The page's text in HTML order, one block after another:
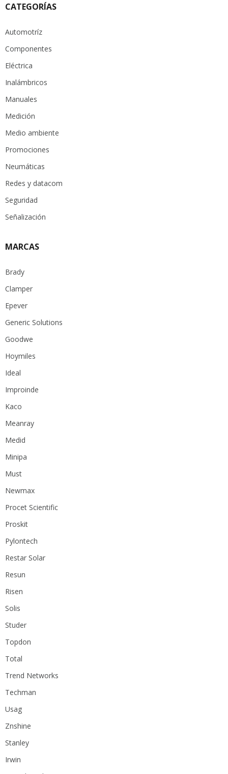
CATEGORÍAS
Automotríz
Componentes
Eléctrica
Inalámbricos
Manuales
Medición
Medio ambiente
Promociones
Neumáticas
Redes y datacom
Seguridad
Señalización
MARCAS
Brady
Clamper
Epever
Generic Solutions
Goodwe
Hoymiles
Ideal
Improinde
Kaco
Meanray
Medid
Minipa
Must
Newmax
Procet Scientific
Proskit
Pylontech
Restar Solar
Resun
Risen
Solis
Studer
Topdon
Total
Trend Networks
Techman
Usag
Znshine
Stanley
Irwin